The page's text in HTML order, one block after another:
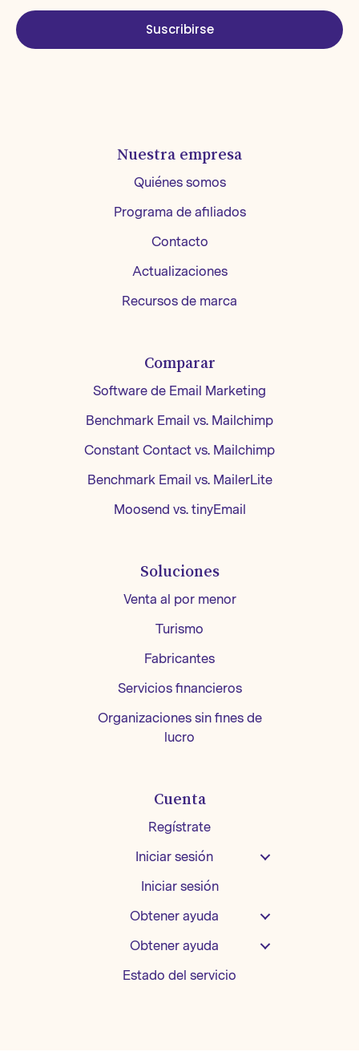
Suscribirse
Nuestra empresa
Quiénes somos
Programa de afiliados
Contacto
Actualizaciones
Recursos de marca
Comparar
Software de Email Marketing
Benchmark Email vs. Mailchimp
Constant Contact vs. Mailchimp
Benchmark Email vs. MailerLite
Moosend vs. tinyEmail
Soluciones
Venta al por menor
Turismo
Fabricantes
Servicios financieros
Organizaciones sin fines de
lucro
Cuenta
Regístrate
Iniciar sesión
Iniciar sesión
Obtener ayuda
Obtener ayuda
Estado del servicio